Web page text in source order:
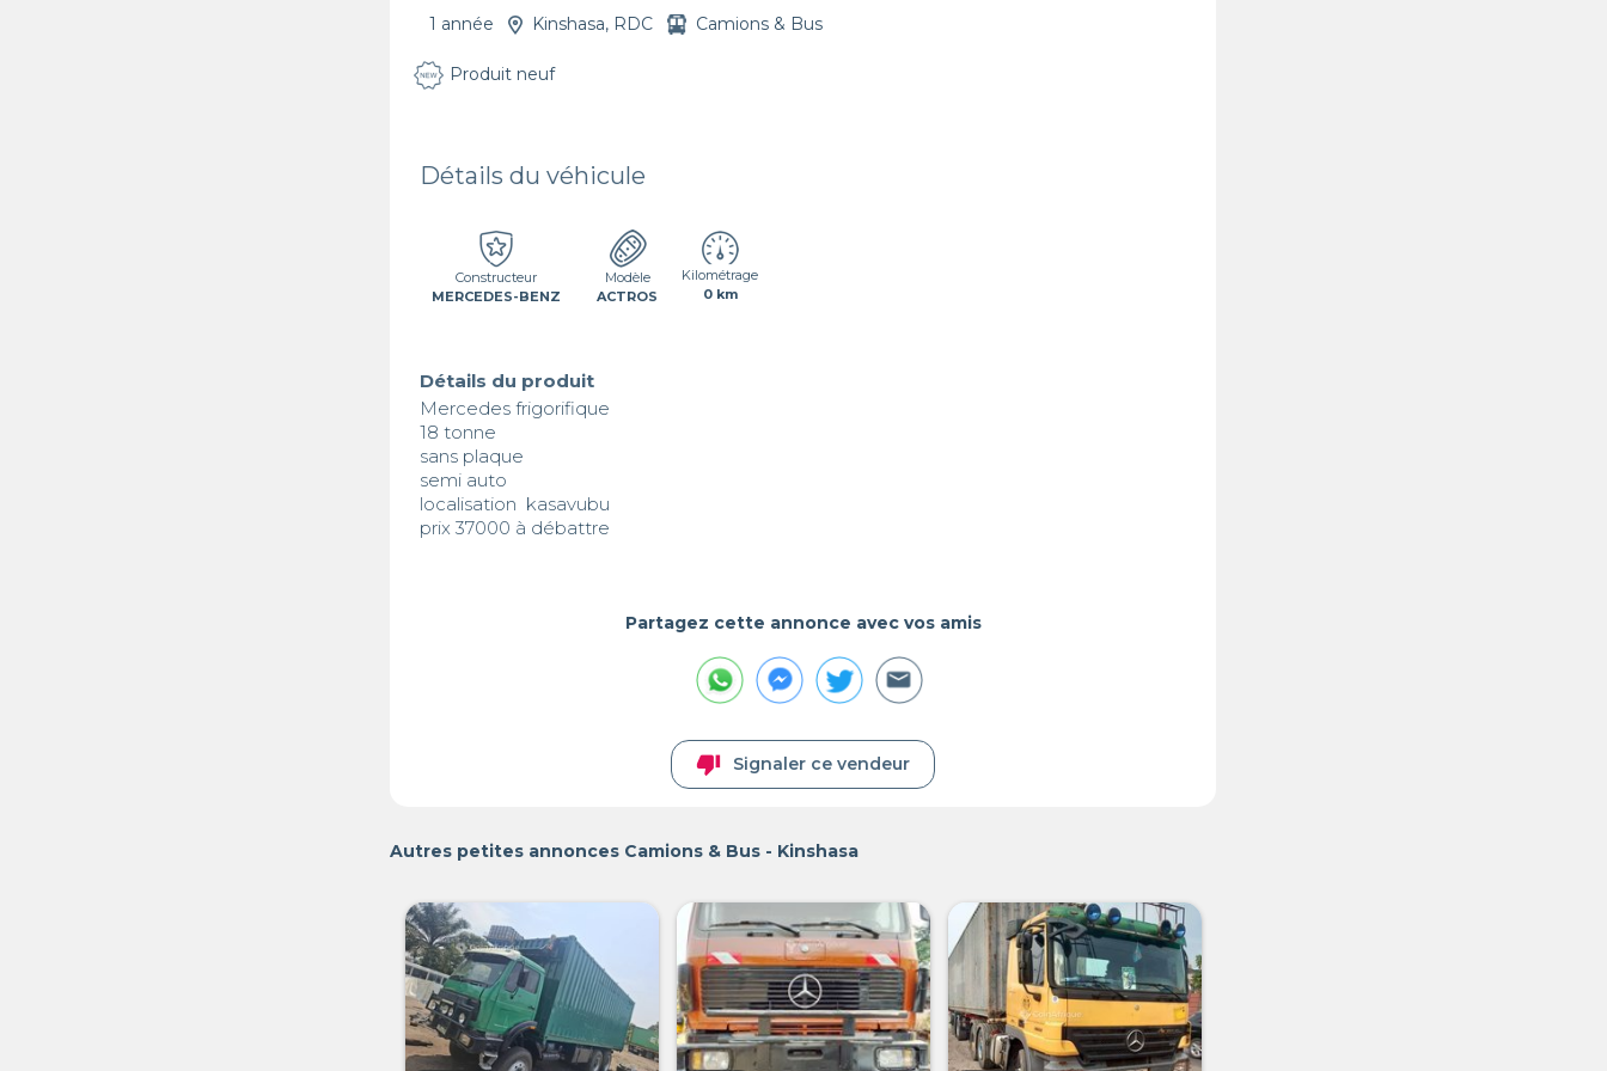
1 année Kinshasa, RDC Camions & Bus
Produit neuf
Détails du véhicule
Constructeur
MERCEDES-BENZ
Modèle
ACTROS
Kilométrage
0 km
Détails du produit
Mercedes frigorifique
18 tonne
sans plaque
semi auto
localisation  kasavubu
prix 37000 à débattre
Partagez cette annonce avec vos amis
thumb_down Signaler ce vendeur
Autres petites annonces Camions & Bus - Kinshasa